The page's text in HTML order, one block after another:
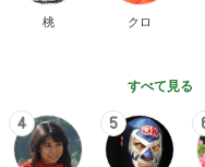
桃 クロ
すべて見る
4 5